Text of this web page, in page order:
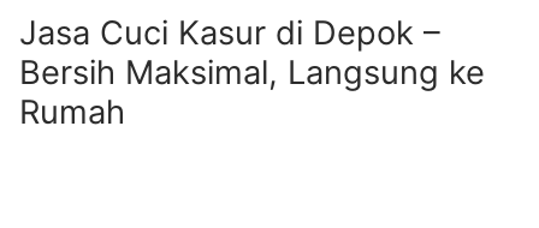
Jasa Cuci Kasur di Depok –
Bersih Maksimal, Langsung ke
Rumah